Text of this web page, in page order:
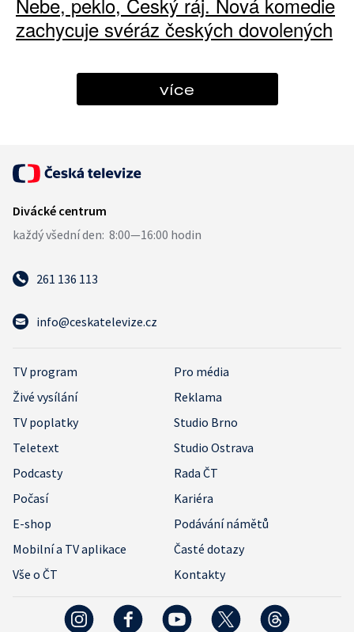
zachycuje svéráz českých dovolených
více
261 136 113
info@ceskatelevize.cz
TV program
Pro média
Živé vysílání
Reklama
TV poplatky
Studio Brno
Teletext
Studio Ostrava
Podcasty
Rada ČT
Počasí
Kariéra
E-shop
Podávání námětů
Mobilní a TV aplikace
Časté dotazy
Vše o ČT
Kontakty